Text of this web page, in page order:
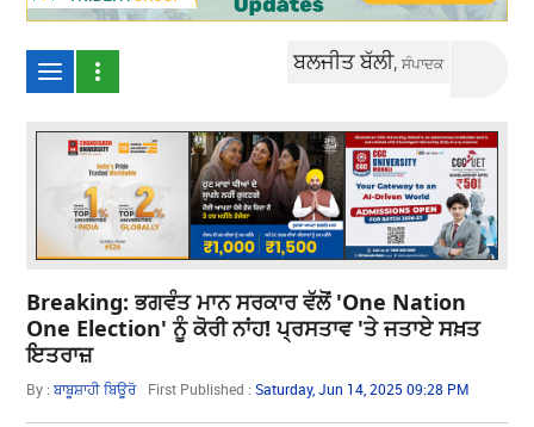
ਬਲਜੀਤ ਬੱਲੀ,ਸੰਪਾਦਕ
Breaking: ਭਗਵੰਤ ਮਾਨ ਸਰਕਾਰ ਵੱਲੋਂ 'One Nation
One Election' ਨੂੰ ਕੋਰੀ ਨਾਂਹ! ਪ੍ਰਸਤਾਵ 'ਤੇ ਜਤਾਏ ਸਖ਼ਤ
ਇਤਰਾਜ਼
By :ਬਾਬੂਸ਼ਾਹੀ ਬਿਊਰੋ First Published :Saturday, Jun 14, 2025 09:28 PM